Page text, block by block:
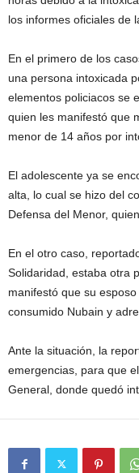
los informes oficiales de
En el primero de los
una persona intoxicada
elementos policiacos se
quien les manifestó que
menor de 14 años por
El adolescente ya se
alta, lo cual se hizo del
Defensa del Menor,
En el otro caso,
Solidaridad, estaba otra
manifestó que su
consumido Nubain y
Ante la situación, la
emergencias, para que
General, donde quedó